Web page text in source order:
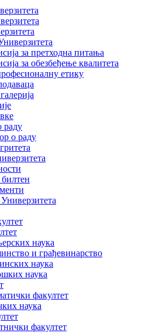
за претходна питања
за обезбеђење квалитета
етику
раду
о раду
наука
и грађевинарство
наука
наука
факултет
наука
факултет